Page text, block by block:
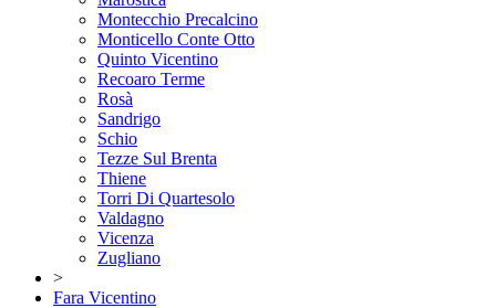
Montecchio Precalcino
Monticello Conte Otto
Quinto Vicentino
Recoaro Terme
Rosà
Sandrigo
Schio
Tezze Sul Brenta
Thiene
Torri Di Quartesolo
Valdagno
Vicenza
Zugliano
>
Fara Vicentino